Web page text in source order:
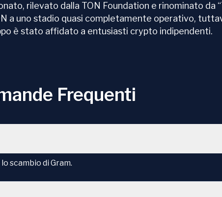
rilevato dalla TON Foundation e rinominato da
a uno stadio quasi completamente operativo,
è stato affidato a entusiasti crypto indipendenti.
Frequenti
scambio di Gram.